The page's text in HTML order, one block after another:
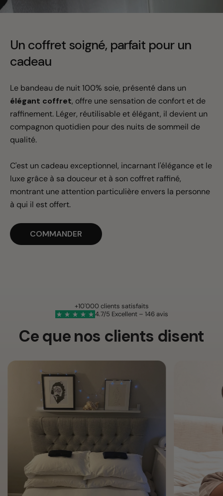
Un coffret soigné, parfait pour un
cadeau
Le bandeau de nuit 100% soie, présenté dans un
élégant coffret, offre une sensation de confort et de
raffinement. Léger, réutilisable et élégant, il devient un
compagnon quotidien pour des nuits de sommeil de
qualité.
C'est un cadeau exceptionnel, incarnant l'élégance et le
luxe grâce à sa douceur et à son coffret raffiné,
montrant une attention particulière envers la personne
à qui il est offert.
COMMANDER
+10'000 clients satisfaits
4.7/5 Excellent – 146 avis
Ce que nos clients disent